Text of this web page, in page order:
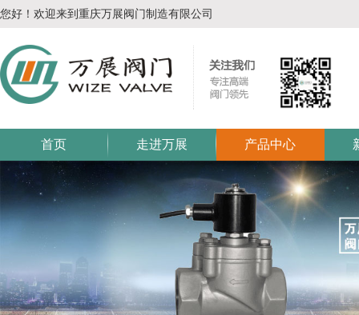
您好！欢迎来到重庆万展阀门制造有限公司
首页 走进万展 产品中心